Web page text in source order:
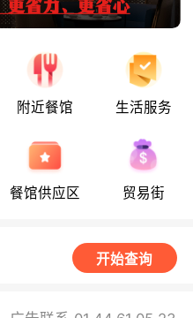
附近餐馆 生活服务
餐馆供应区 贸易街
开始查询